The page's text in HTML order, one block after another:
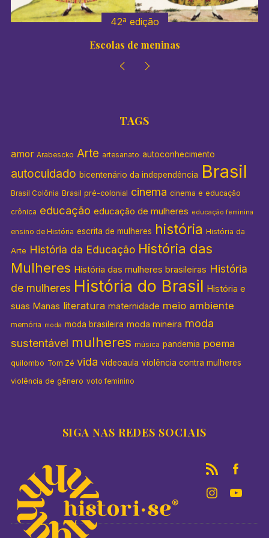
42ª edição
Escolas de meninas
TAGS
amor Arabescko Arte artesanato autoconhecimento
autocuidado bicentenário da independência Brasil
Brasil Colônia Brasil pré-colonial cinema cinema e educação
crônica educação educação de mulheres educação feminina
ensino de História escrita de mulheres história História da
Arte História da Educação História das
Mulheres História das mulheres brasileiras História
de mulheres História do Brasil História e
suas Manas literatura maternidade meio ambiente
memória moda moda brasileira moda mineira moda
sustentável mulheres música pandemia poema
quilombo Tom Zé vida videoaula violência contra mulheres
violência de gênero voto feminino
SIGA NAS REDES SOCIAIS